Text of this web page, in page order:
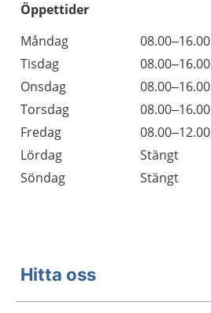
Öppettider
Dag
Öppettider
Kommentarer
Måndag
08.00–16.00
Tisdag
08.00–16.00
Onsdag
08.00–16.00
Torsdag
08.00–16.00
Fredag
08.00–12.00
Lördag
Stängt
Söndag
Stängt
Hitta oss